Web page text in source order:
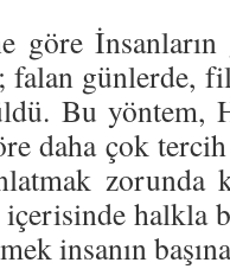
göre İnsanların
günlerde,
Bu yöntem,
daha çok
zorunda
halkla
insanın